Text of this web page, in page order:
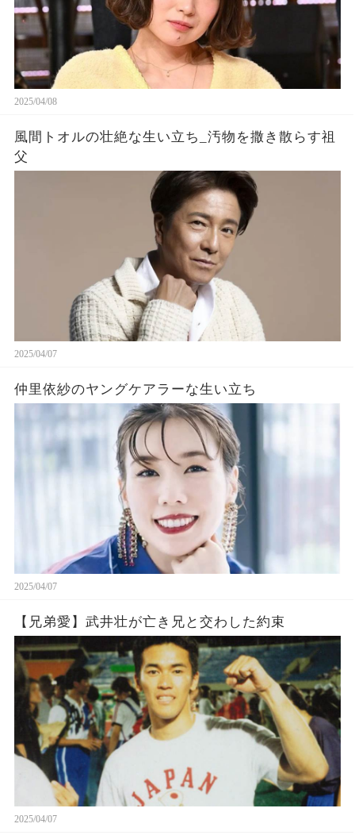
2025/04/08
風間トオルの壮絶な生い立ち_汚物を撒き散らす祖
父
2025/04/07
仲里依紗のヤングケアラーな生い立ち
2025/04/07
【兄弟愛】武井壮が亡き兄と交わした約束
2025/04/07